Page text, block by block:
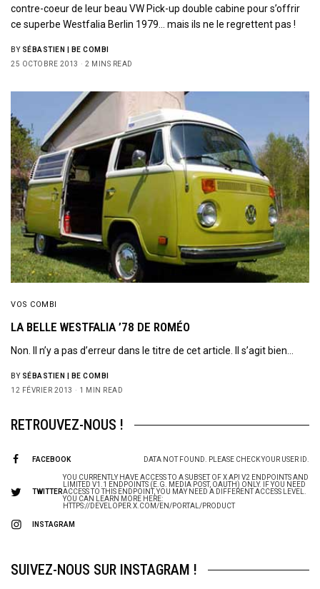
contre-coeur de leur beau VW Pick-up double cabine pour s’offrir
ce superbe Westfalia Berlin 1979… mais ils ne le regrettent pas !
BY SÉBASTIEN | BE COMBI
25 OCTOBRE 2013
2 MINS READ
VOS COMBI
LA BELLE WESTFALIA ’78 DE ROMÉO
Non. Il n’y a pas d’erreur dans le titre de cet article. Il s’agit bien…
BY SÉBASTIEN | BE COMBI
12 FÉVRIER 2013
1 MIN READ
RETROUVEZ-NOUS !
FACEBOOK DATA NOT FOUND. PLEASE CHECK YOUR USER ID.
TWITTER
YOU CURRENTLY HAVE ACCESS TO A SUBSET OF X API V2 ENDPOINTS AND
LIMITED V1.1 ENDPOINTS (E.G. MEDIA POST, OAUTH) ONLY. IF YOU NEED
ACCESS TO THIS ENDPOINT, YOU MAY NEED A DIFFERENT ACCESS LEVEL.
YOU CAN LEARN MORE HERE:
HTTPS://DEVELOPER.X.COM/EN/PORTAL/PRODUCT
INSTAGRAM
SUIVEZ-NOUS SUR INSTAGRAM !